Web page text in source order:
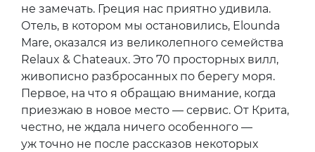
не замечать. Греция нас приятно удивила.
Отель, в котором мы остановились, Elounda
Mare, оказался из великолепного семейства
Relaux & Chateaux. Это 70 просторных вилл,
живописно разбросанных по берегу моря.
Первое, на что я обращаю внимание, когда
приезжаю в новое место — сервис. От Крита,
честно, не ждала ничего особенного —
уж точно не после рассказов некоторых